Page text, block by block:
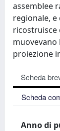
assemblee
regionale,
ricostruisce
muovevano
proiezione
Scheda
Scheda
Anno di